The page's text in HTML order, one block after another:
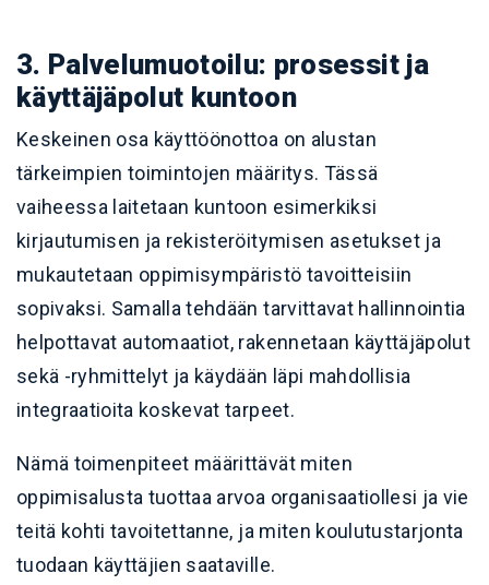
3. Palvelumuotoilu: prosessit ja
käyttäjäpolut kuntoon
Keskeinen osa käyttöönottoa on alustan
tärkeimpien toimintojen määritys. Tässä
vaiheessa laitetaan kuntoon esimerkiksi
kirjautumisen ja rekisteröitymisen asetukset ja
mukautetaan oppimisympäristö tavoitteisiin
sopivaksi. Samalla tehdään tarvittavat hallinnointia
helpottavat automaatiot, rakennetaan käyttäjäpolut
sekä -ryhmittelyt ja käydään läpi mahdollisia
integraatioita koskevat tarpeet.
Nämä toimenpiteet määrittävät miten
oppimisalusta tuottaa arvoa organisaatiollesi ja vie
teitä kohti tavoitettanne, ja miten koulutustarjonta
tuodaan käyttäjien saataville.